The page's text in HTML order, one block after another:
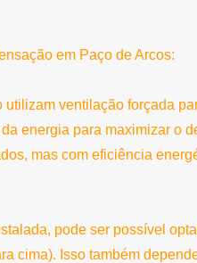
em Paço de Arcos:
ventilação forçada
energia para maximizar o
mas com eficiência
pode ser possível
cima). Isso também